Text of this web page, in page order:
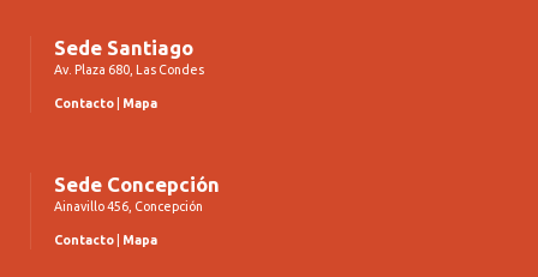
Sede Santiago
Av. Plaza 680, Las Condes
Contacto Mapa
Sede Concepción
Ainavillo 456, Concepción
Contacto Mapa